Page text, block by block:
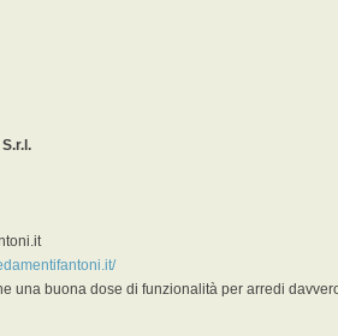
una buona dose di funzionalità per arredi